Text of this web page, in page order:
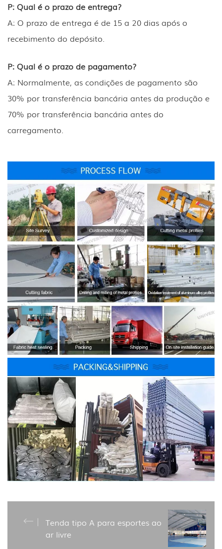
P: Qual é o prazo de entrega?
A: O prazo de entrega é de 15 a 20 dias após o
recebimento do depósito.
P: Qual é o prazo de pagamento?
A: Normalmente, as condições de pagamento são
30% por transferência bancária antes da produção e
70% por transferência bancária antes do
carregamento.
Tenda tipo A para esportes ao
ar livre